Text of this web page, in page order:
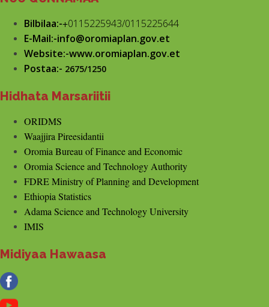
Bilbilaa:-+0115225943/0115225644
E-Mail:-info@oromiaplan.gov.et
Website:-www.oromiaplan.gov.et
Postaa:- 2675/1250
Hidhata Marsariitii
ORIDMS
Waajjira Pireesidantii
Oromia Bureau of Finance and Economic
Oromia Science and Technology Authority
FDRE Ministry of Planning and Development
Ethiopia Statistics
Adama Science and Technology University
IMIS
Midiyaa Hawaasa